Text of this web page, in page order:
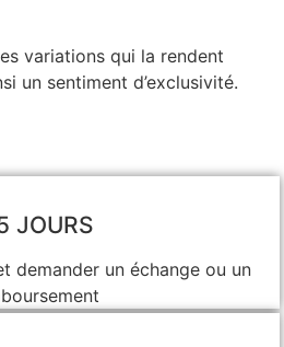
variations qui la rendent
un sentiment d’exclusivité.
JOURS
demander un échange ou un